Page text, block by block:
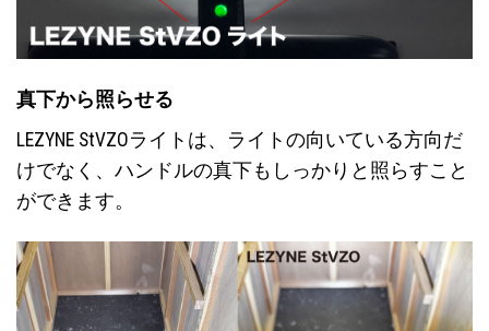
真下から照らせる
LEZYNE StVZOライトは、ライトの向いている方向だ
けでなく、ハンドルの真下もしっかりと照らすこと
ができます。